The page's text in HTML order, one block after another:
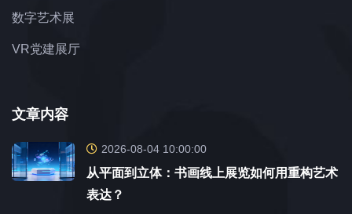
数字艺术展
VR党建展厅
文章内容
2026-08-04 10:00:00
从平面到立体：书画线上展览如何用重构艺术
表达？